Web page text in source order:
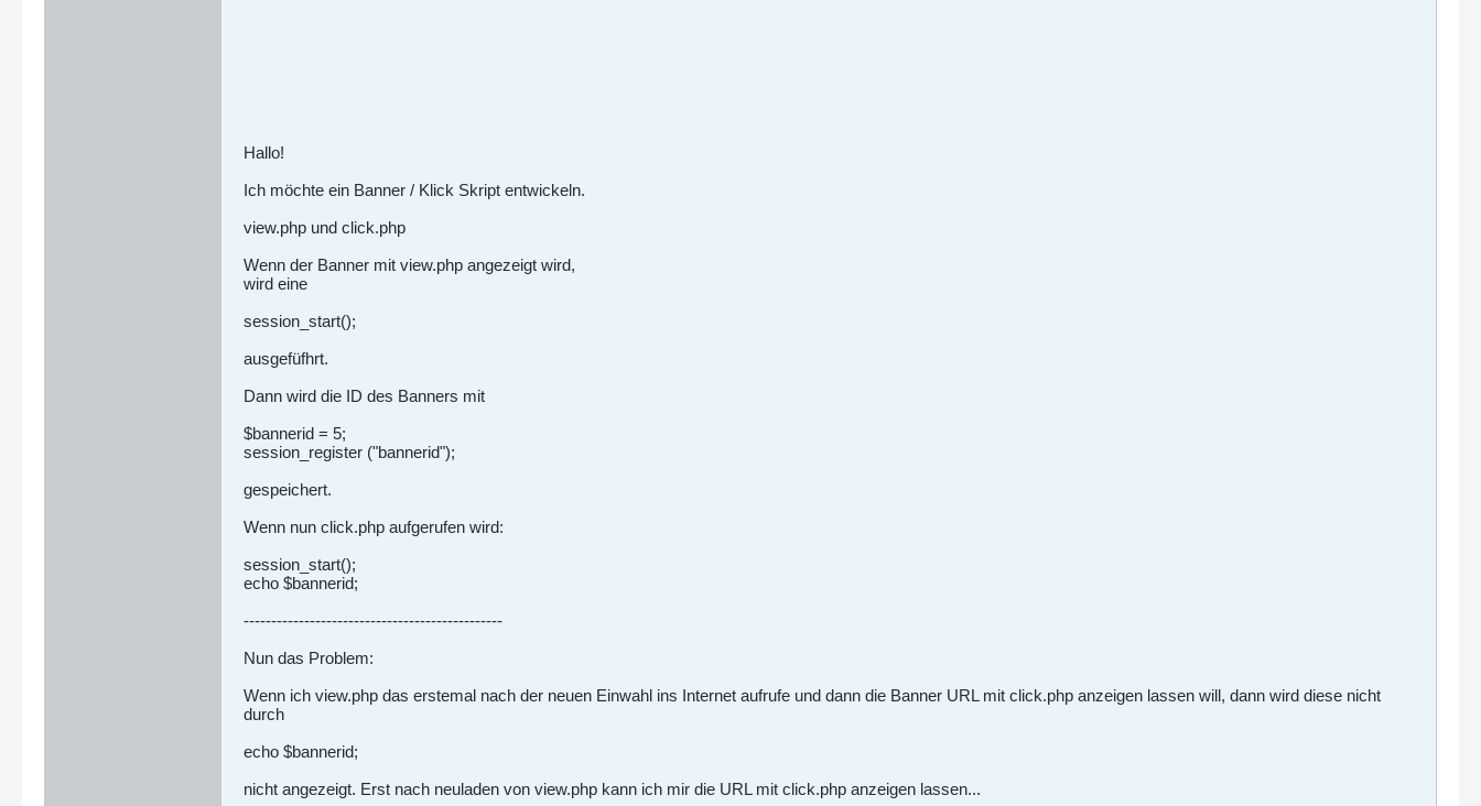
Hallo!
Ich möchte ein Banner / Klick Skript entwickeln.
view.php und click.php
Wenn der Banner mit view.php angezeigt wird,
wird eine
session_start();
ausgefüfhrt.
Dann wird die ID des Banners mit
$bannerid = 5;
session_register ("bannerid");
gespeichert.
Wenn nun click.php aufgerufen wird:
session_start();
echo $bannerid;
-----------------------------------------------
Nun das Problem:
Wenn ich view.php das erstemal nach der neuen Einwahl ins Internet aufrufe und dann die Banner URL mit click.php anzeigen lassen will, dann wird diese nicht
durch
echo $bannerid;
nicht angezeigt. Erst nach neuladen von view.php kann ich mir die URL mit click.php anzeigen lassen...